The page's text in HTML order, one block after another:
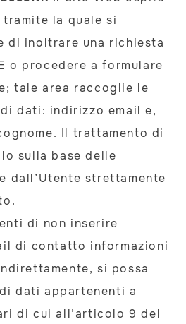
tramite la quale si
di inoltrare una richiesta
o procedere a formulare
tale area raccoglie le
dati: indirizzo email e,
Il trattamento di
sulla base delle
dall’Utente strettamente
di non inserire
di contatto informazioni
si possa
dati appartenenti a
di cui all’articolo 9 del